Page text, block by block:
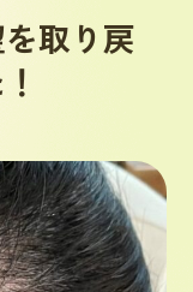
取り戻